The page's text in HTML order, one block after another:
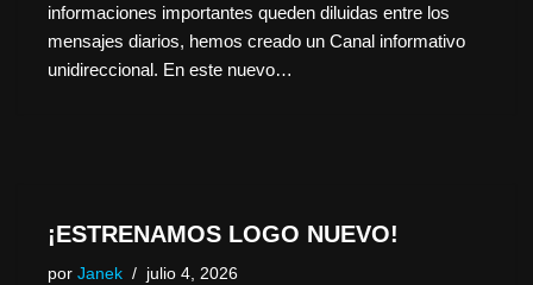
informaciones importantes queden diluidas entre los
mensajes diarios, hemos creado un Canal informativo
unidireccional. En este nuevo…
¡ESTRENAMOS LOGO NUEVO!
por Janek julio 4, 2026